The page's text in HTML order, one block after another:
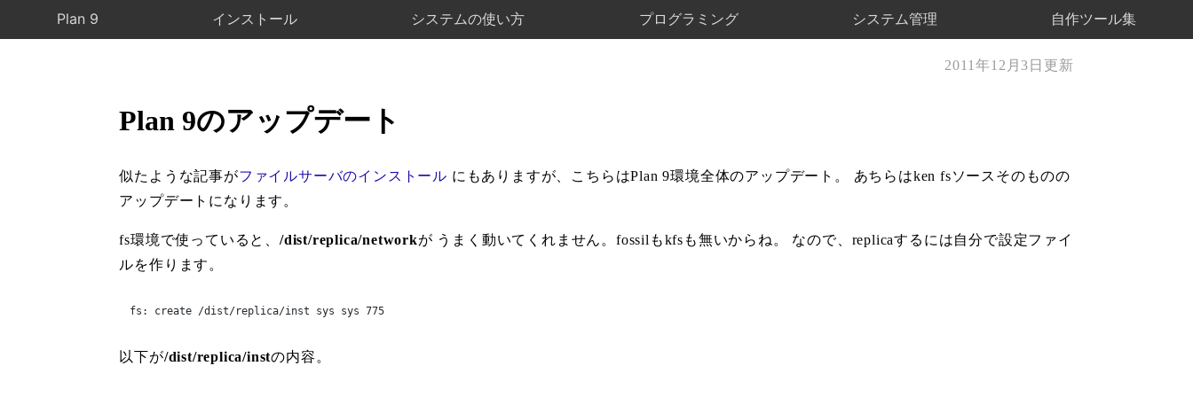
Plan 9 インストール システムの使い方 プログラミング システム管理 自作ツール集
2011年12月3日更新
Plan 9のアップデート
似たような記事がファイルサーバのインストール にもありますが、こちらはPlan 9環境全体のアップデート。 あちらはken fsソースそのものの
アップデートになります。
fs環境で使っていると、 /dist/replica/networkが うまく動いてくれません。fossilもkfsも無いからね。 なので、replicaするには自分で設定ファイ
ルを作ります。
fs: create /dist/replica/inst sys sys 775
以下が/dist/replica/instの内容。